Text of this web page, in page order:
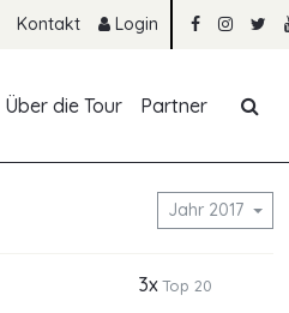
Kontakt Login
Über die Tour Partner
Jahr 2017
3xTop 20